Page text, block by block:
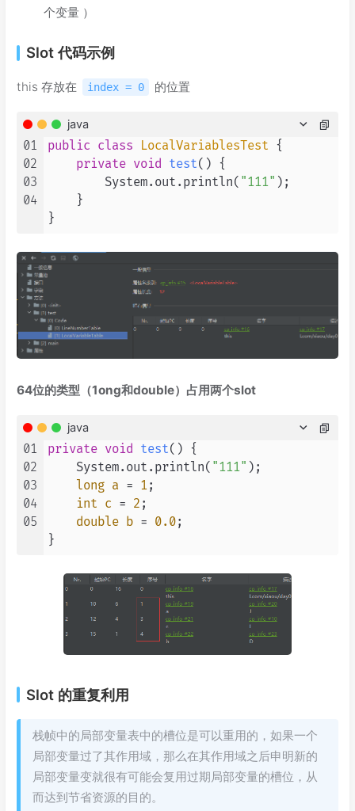
个变量 ）
Slot 代码示例
this 存放在 index = 0 的位置
java
01
02
03
04
public class LocalVariablesTest {
private void test() {
        System.out.println(
"111" );
    }
}
64位的类型（1ong和double）占用两个slot
java
01
02
03
04
05
private void test() {
    System.out.println(
"111" );
long a = 1;
int c = 2 ;
double b = 0.0;
}
Slot 的重复利用
栈帧中的局部变量表中的槽位是可以重用的，如果一个
局部变量过了其作用域，那么在其作用域之后申明新的
局部变量变就很有可能会复用过期局部变量的槽位，从
而达到节省资源的目的。